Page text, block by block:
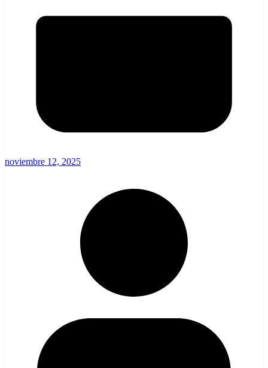
noviembre 12, 2025